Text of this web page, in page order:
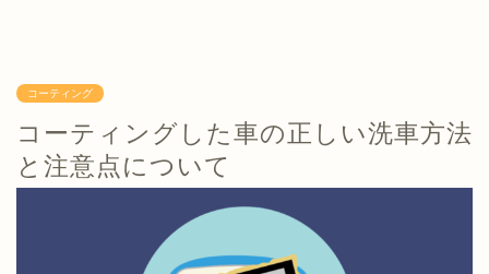
コーティング
コーティングした車の正しい洗車方法
と注意点について